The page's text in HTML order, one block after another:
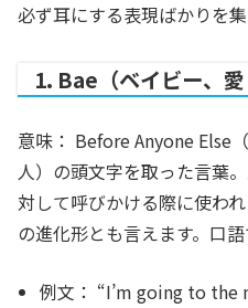
必ず耳にする表現ばかりを集
1. Bae（ベイビー、愛
意味： Before Anyone Else
人）の頭文字を取った言葉
対して呼びかける際に使わ
の進化形とも言えます。口
例文： “I’m going to